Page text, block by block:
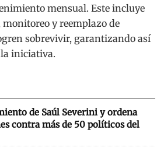
mensual. Este incluye
y reemplazo de
sobrevivir, garantizando así
iniciativa.
de Saúl Severini y ordena
contra más de 50 políticos del